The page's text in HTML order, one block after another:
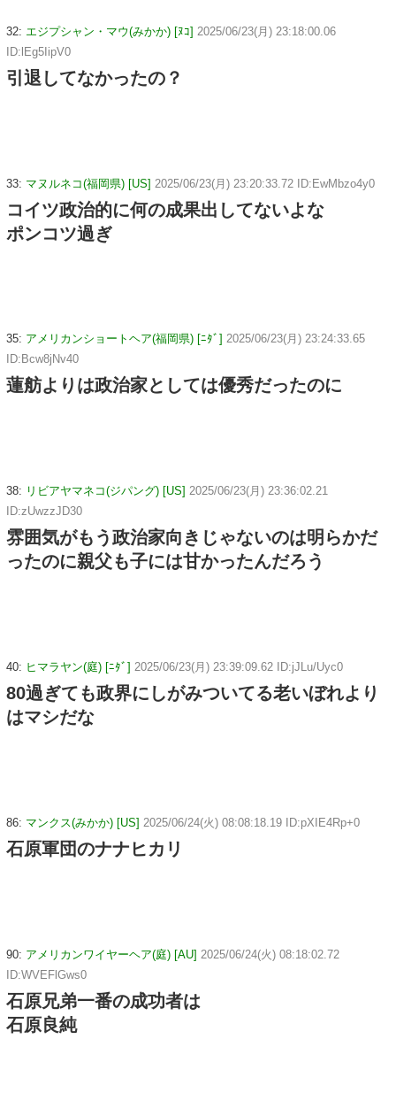
32: エジプシャン・マウ(みかか) [ﾇｺ] 2025/06/23(月) 23:18:00.06
ID:lEg5IipV0
引退してなかったの？
33: マヌルネコ(福岡県) [US] 2025/06/23(月) 23:20:33.72 ID:EwMbzo4y0
コイツ政治的に何の成果出してないよな
ポンコツ過ぎ
35: アメリカンショートヘア(福岡県) [ﾆﾀﾞ] 2025/06/23(月) 23:24:33.65
ID:Bcw8jNv40
蓮舫よりは政治家としては優秀だったのに
38: リビアヤマネコ(ジパング) [US] 2025/06/23(月) 23:36:02.21
ID:zUwzzJD30
雰囲気がもう政治家向きじゃないのは明らかだ
ったのに親父も子には甘かったんだろう
40: ヒマラヤン(庭) [ﾆﾀﾞ] 2025/06/23(月) 23:39:09.62 ID:jJLu/Uyc0
80過ぎても政界にしがみついてる老いぼれより
はマシだな
86: マンクス(みかか) [US] 2025/06/24(火) 08:08:18.19 ID:pXIE4Rp+0
石原軍団のナナヒカリ
90: アメリカンワイヤーヘア(庭) [AU] 2025/06/24(火) 08:18:02.72
ID:WVEFlGws0
石原兄弟一番の成功者は
石原良純